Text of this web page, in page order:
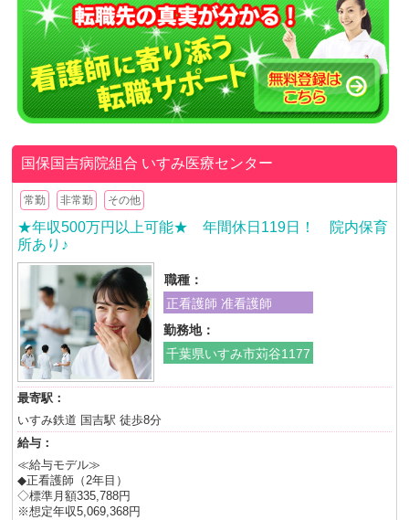
国保国吉病院組合 いすみ医療センター
常勤 非常勤 その他
★年収500万円以上可能★ 年間休日119日！ 院内保育
所あり♪
職種：
正看護師 准看護師
勤務地：
千葉県いすみ市苅谷1177
最寄駅：
いすみ鉄道 国吉駅 徒歩8分
給与：
≪給与モデル≫
◆正看護師（2年目）
◇標準月額335,788円
※想定年収5,069,368円